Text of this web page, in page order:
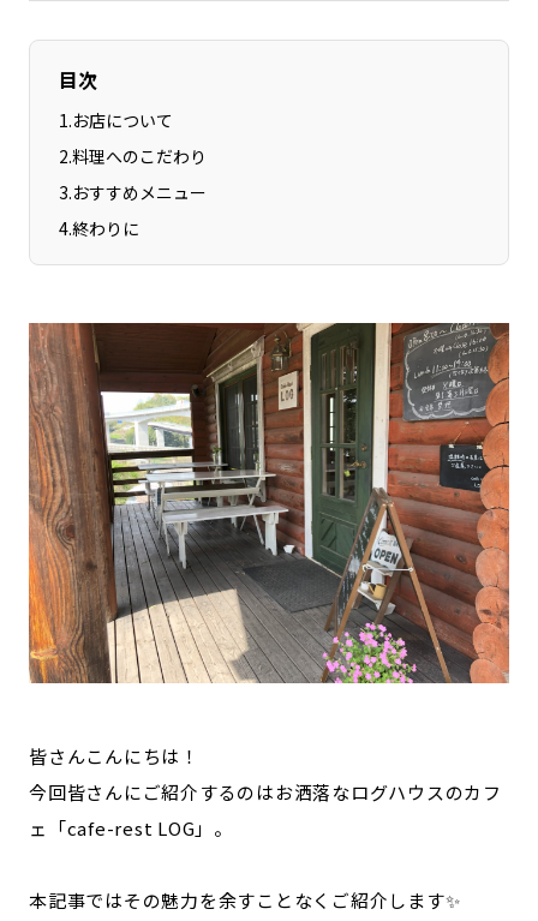
目次
1.お店について
2.料理へのこだわり
3.おすすめメニュー
4.終わりに
皆さんこんにちは！
今回皆さんにご紹介するのはお洒落なログハウスのカフ
ェ「cafe-rest LOG」。
本記事ではその魅力を余すことなくご紹介します✨